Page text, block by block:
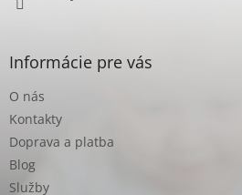
Informácie pre vás
O nás
Kontakty
Doprava a platba
Blog
Služby